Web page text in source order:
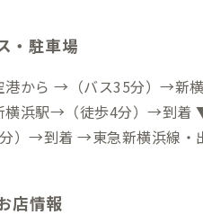
・駐車場
から →（バス35分）→新
浜駅→（徒歩4分）→到着
分）→到着 →東急新横浜線
店情報